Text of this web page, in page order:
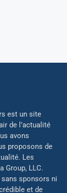
est un site
de l’actualité
avons
proposons de
Les
Group, LLC.
sponsors ni
et de